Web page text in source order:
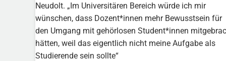
Neudolt. „Im Universitären Bereich würde ich mir
wünschen, dass Dozent*innen mehr Bewusstsein für
den Umgang mit gehörlosen Student*innen
hätten, weil das eigentlich nicht meine Aufgabe als
Studierende sein sollte“